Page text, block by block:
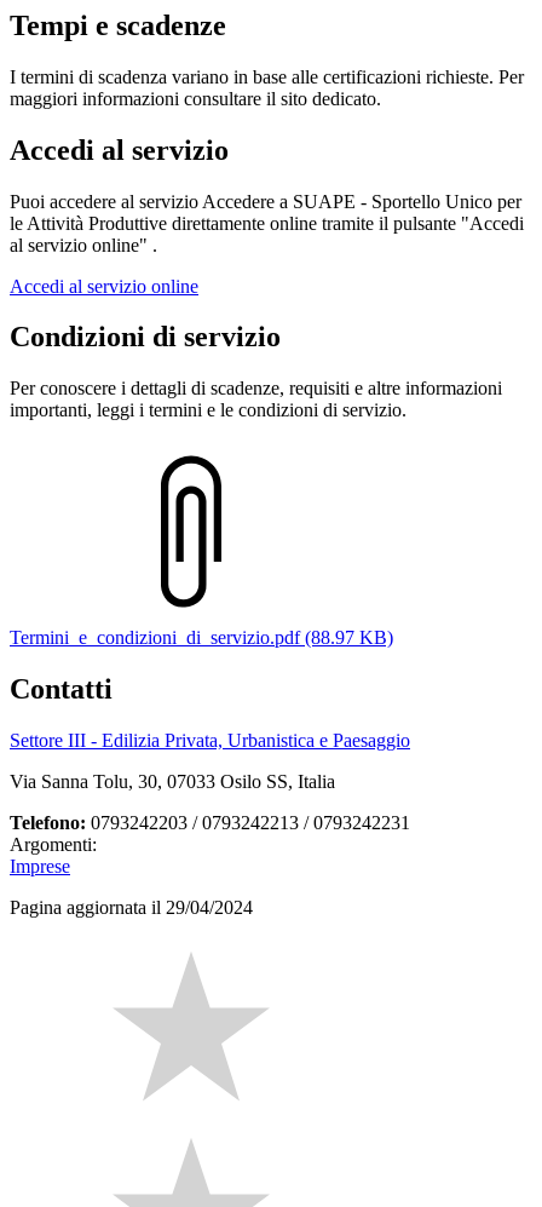
Tempi e scadenze
I termini di scadenza variano in base alle certificazioni richieste. Per
maggiori informazioni consultare il sito dedicato.
Accedi al servizio
Puoi accedere al servizio Accedere a SUAPE - Sportello Unico per
le Attività Produttive direttamente online tramite il pulsante "Accedi
al servizio online" .
Accedi al servizio online
Condizioni di servizio
Per conoscere i dettagli di scadenze, requisiti e altre informazioni
importanti, leggi i termini e le condizioni di servizio.
Termini_e_condizioni_di_servizio.pdf (88.97 KB)
Contatti
Settore III - Edilizia Privata, Urbanistica e Paesaggio
Via Sanna Tolu, 30, 07033 Osilo SS, Italia
Telefono: 0793242203 / 0793242213 / 0793242231
Argomenti:
Imprese
Pagina aggiornata il 29/04/2024